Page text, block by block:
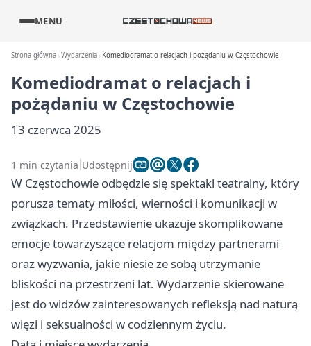
MENU
Strona główna Wydarzenia Komediodramat o relacjach i pożądaniu w Częstochowie
Komediodramat o relacjach i
pożądaniu w Częstochowie
13 czerwca 2025
1 min czytania Udostępnij
W Częstochowie odbędzie się spektakl teatralny, który
porusza tematy miłości, wierności i komunikacji w
związkach. Przedstawienie ukazuje skomplikowane
emocje towarzyszące relacjom między partnerami
oraz wyzwania, jakie niesie ze sobą utrzymanie
bliskości na przestrzeni lat. Wydarzenie skierowane
jest do widzów zainteresowanych refleksją nad naturą
więzi i seksualności w codziennym życiu.